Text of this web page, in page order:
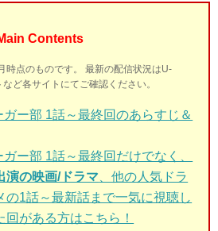
Contents
時点のものです。 最新の配信状況はU-
ど各サイトにてご確認ください。
ー部 1話～最終回のあらすじ＆
ー部 1話～最終回だけでなく、
演の映画/ドラマ 、他の人気ドラ
の1話～最新話まで一気に視聴し
がある方はこちら！